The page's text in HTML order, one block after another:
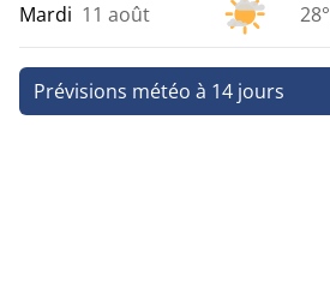
Mardi 11 août 28°
Prévisions météo à 14 jours